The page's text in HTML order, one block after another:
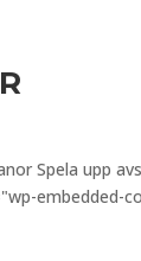
Spela upp
embedded-